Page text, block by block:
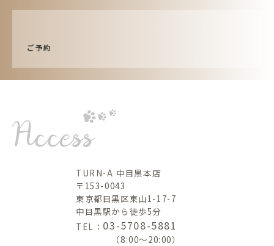
ご予約
TURN-A 中目黒本店
〒153-0043
東京都目黒区東山1-17-7
中目黒駅から徒歩5分
TEL： 03-5708-5881
（8:00～20:00）